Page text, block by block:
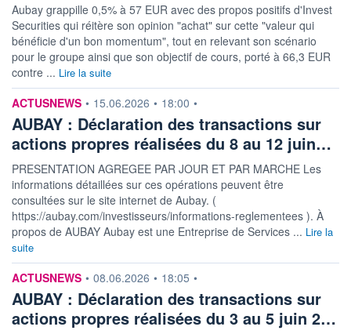
Aubay grappille 0,5% à 57 EUR avec des propos positifs d'Invest
Securities qui réitère son opinion "achat" sur cette "valeur qui
bénéficie d'un bon momentum", tout en relevant son scénario
pour le groupe ainsi que son objectif de cours, porté à 66,3 EUR
contre ... Lire la suite
information fournie par
ACTUSNEWS • 15.06.2026 • 18:00 •
AUBAY : Déclaration des transactions sur
actions propres réalisées du 8 au 12 juin…
PRESENTATION AGREGEE PAR JOUR ET PAR MARCHE Les
informations détaillées sur ces opérations peuvent être
consultées sur le site internet de Aubay. (
https://aubay.com/investisseurs/informations-reglementees ). À
propos de AUBAY Aubay est une Entreprise de Services ... Lire la
suite
information fournie par
ACTUSNEWS • 08.06.2026 • 18:05 •
AUBAY : Déclaration des transactions sur
actions propres réalisées du 3 au 5 juin 2…